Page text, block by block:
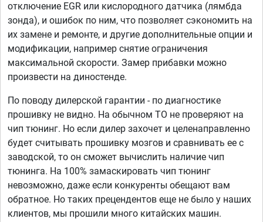
отключение EGR или кислородного датчика (лямбда
зонда), и ошибок по ним, что позволяет сэкономить на
их замене и ремонте, и другие дополнительные опции и
модификации, например снятие ограничения
максимальной скорости. Замер прибавки можно
произвести на диностенде.
По поводу дилерской гарантии - по диагностике
прошивку не видно. На обычном ТО не проверяют на
чип тюнинг. Но если дилер захочет и целенаправленно
будет считывать прошивку мозгов и сравнивать ее с
заводской, то он сможет вычислить наличие чип
тюнинга. На 100% замаскировать чип тюнинг
невозможно, даже если конкуренты обещают вам
обратное. Но таких прецендентов еще не было у наших
клиентов, мы прошили много китайских машин.